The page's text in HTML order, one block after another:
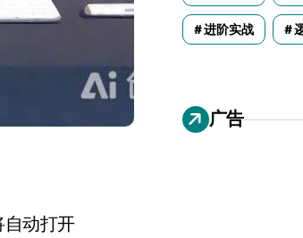
自动打开
进阶实战
广告